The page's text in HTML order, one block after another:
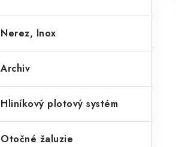
Nerez, Inox
Archiv
Hliníkový plotový systém
Otočné žaluzie